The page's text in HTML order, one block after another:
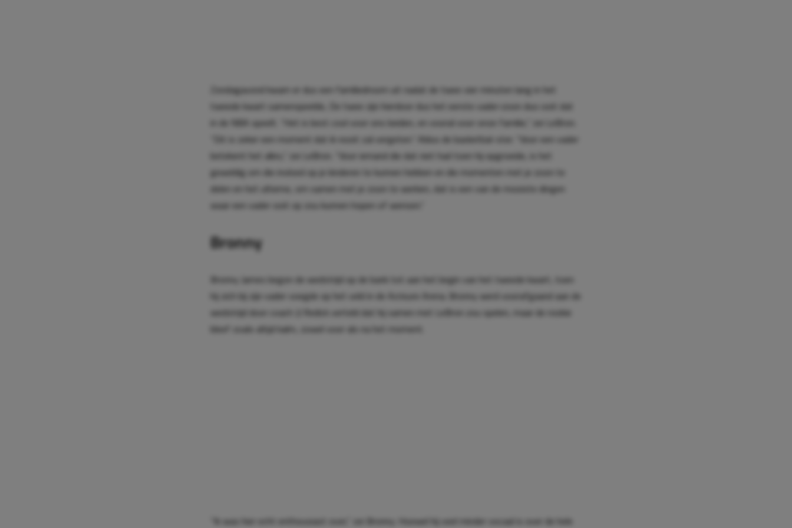
Zondagavond kwam er dus een familiedroom uit nadat de twee vier minuten lang in het
tweede kwart samenspeelde, De twee zijn hierdoor dus het eerste vader-zoon duo ooit dat
in de NBA speelt. “Het is best cool voor ons beiden, en vooral voor onze familie,” zei LeBron.
“Dit is zeker een moment dat ik nooit zal vergeten.” Aldus de basketbal-ster. “Voor een vader
betekent het alles,” zei LeBron. “Voor iemand die dat niet had toen hij opgroeide, is het
geweldig om die invloed op je kinderen te kunnen hebben en die momenten met je zoon te
delen en het ultieme, om samen met je zoon te werken, dat is een van de mooiste dingen
waar een vader ooit op zou kunnen hopen of wensen.”
Bronny
Bronny James begon de wedstrijd op de bank tot aan het begin van het tweede kwart, toen
hij zich bij zijn vader voegde op het veld in de Acrisure Arena. Bronny werd voorafgaand aan de
wedstrijd door coach JJ Redick verteld dat hij samen met LeBron zou spelen, maar de rookie
bleef zoals altijd kalm, zowel voor als na het moment.
“Ik was hier echt enthousiast over,” zei Bronny. Hoewel hij veel minder vocaal is over de hele